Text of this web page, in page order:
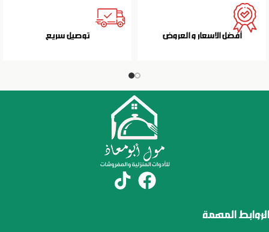
أفضل الاسعار و العروض توصيل سريع
الروابط المهمة